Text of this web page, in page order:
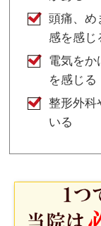
頭痛、め
感を感じ
電気をか
を感じる
整形外科
いる